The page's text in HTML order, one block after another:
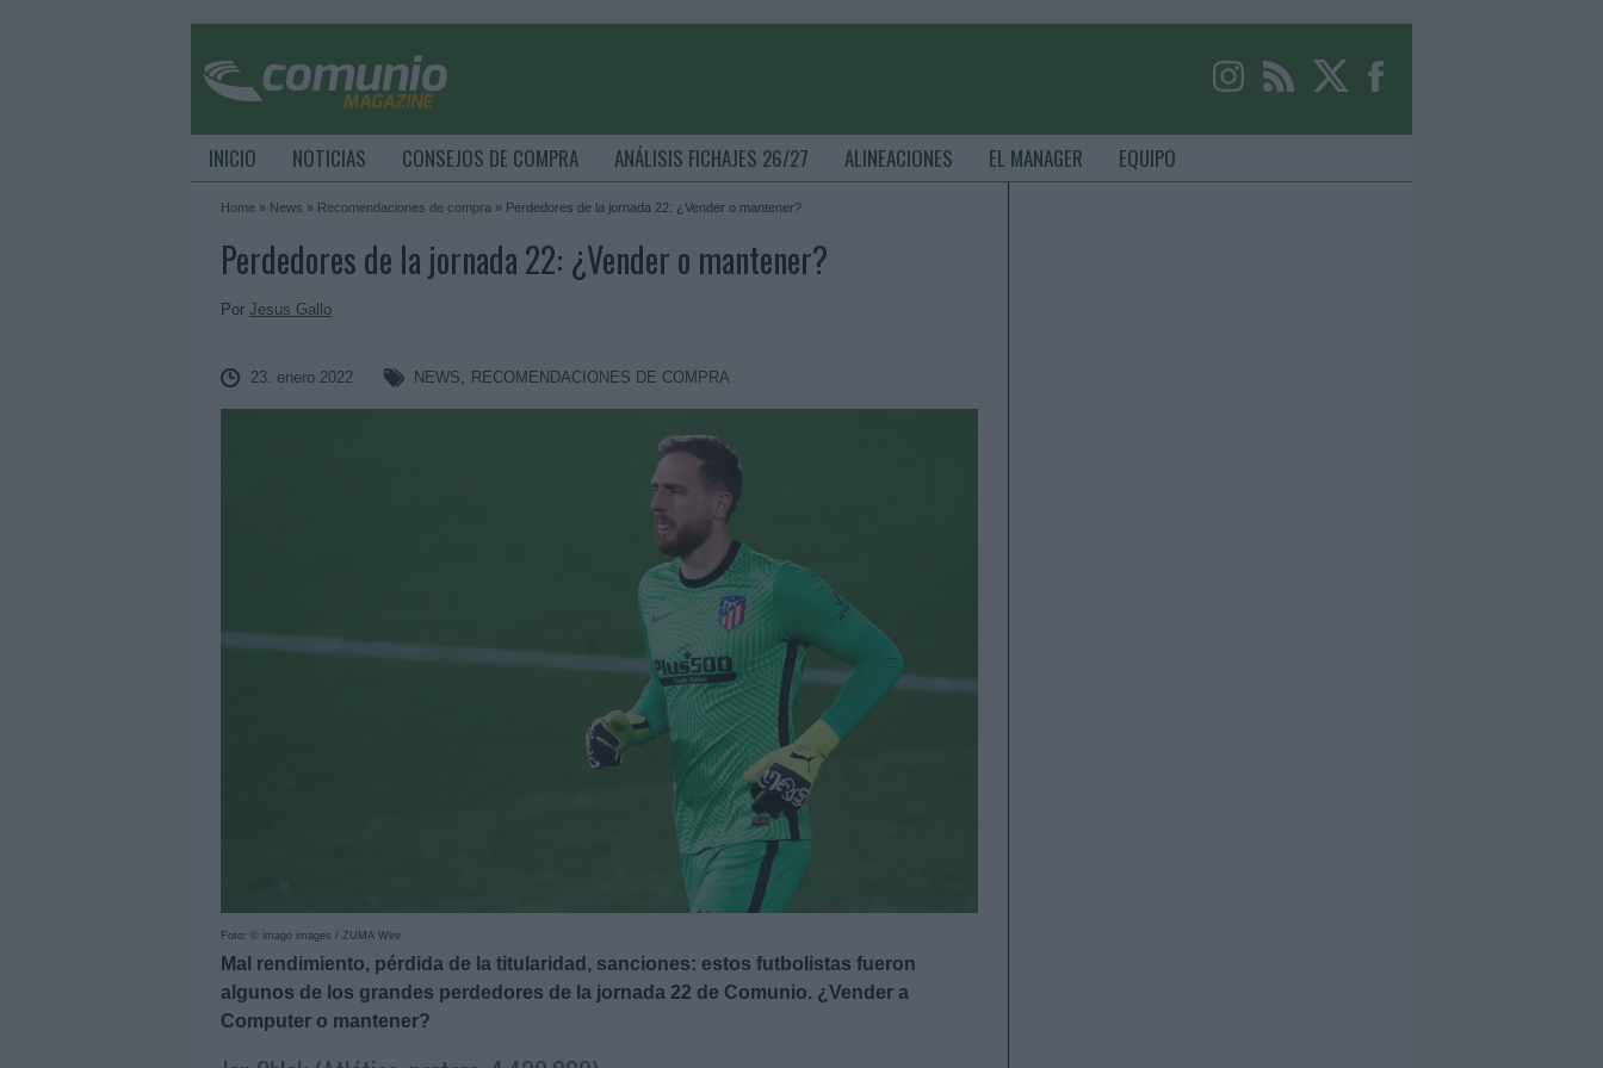
INICIO NOTICIAS CONSEJOS DE COMPRA ANÁLISIS FICHAJES 26/27 ALINEACIONES EL MANAGER EQUIPO
Home » News » Recomendaciones de compra » Perdedores de la jornada 22: ¿Vender o mantener?
Perdedores de la jornada 22: ¿Vender o mantener?
Por Jesus Gallo
23. enero 2022 NEWS, RECOMENDACIONES DE COMPRA
Foto: © imago images / ZUMA Wire
Mal rendimiento, pérdida de la titularidad, sanciones: estos futbolistas fueron
algunos de los grandes perdedores de la jornada 22 de Comunio. ¿Vender a
Computer o mantener?